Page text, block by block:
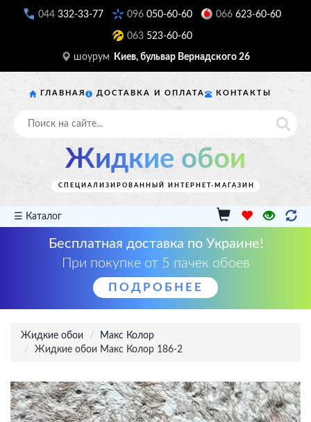
044 332-33-77 096 050-60-60 066 623-60-60
063 523-60-60
шоурум Киев, бульвар Вернадского 26
ГЛАВНАЯ ДОСТАВКА И ОПЛАТА КОНТАКТЫ
Жидкие обои
СПЕЦИАЛИЗИРОВАННЫЙ ИНТЕРНЕТ-МАГАЗИН
☰ Каталог
Бесплатная доставка по Украине!
При покупке от 5 пачек обоев
ПОДРОБНЕЕ
Жидкие обои
Макс Колор
Жидкие обои Макс Колор 186-2